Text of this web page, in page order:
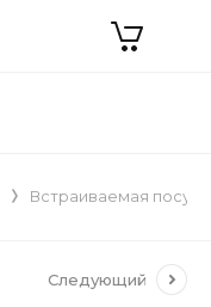
Встраиваемая
Следующий